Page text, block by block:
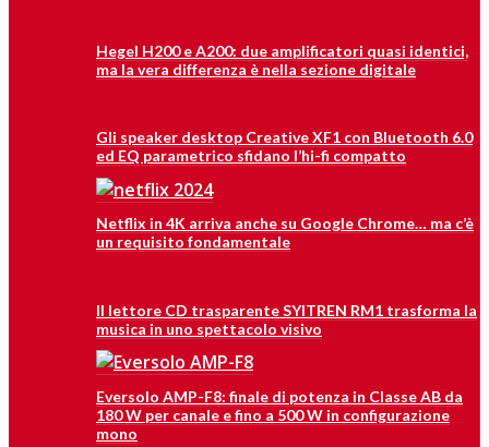
Hegel H200 e A200: due amplificatori quasi identici,
ma la vera differenza è nella sezione digitale
Gli speaker desktop Creative XF1 con Bluetooth 6.0
ed EQ parametrico sfidano l’hi-fi compatto
Netflix in 4K arriva anche su Google Chrome… ma c’è
un requisito fondamentale
Il lettore CD trasparente SYITREN RM1 trasforma la
musica in uno spettacolo visivo
Eversolo AMP-F8: finale di potenza in Classe AB da
180 W per canale e fino a 500 W in configurazione
mono